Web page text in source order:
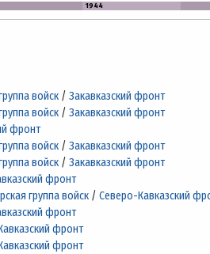
1944
войск /Закавказский фронт
войск /Закавказский фронт
фронт
войск /Закавказский фронт
войск /Закавказский фронт
фронт
группа войск /Северо-Кавказский
фронт
фронт
фронт